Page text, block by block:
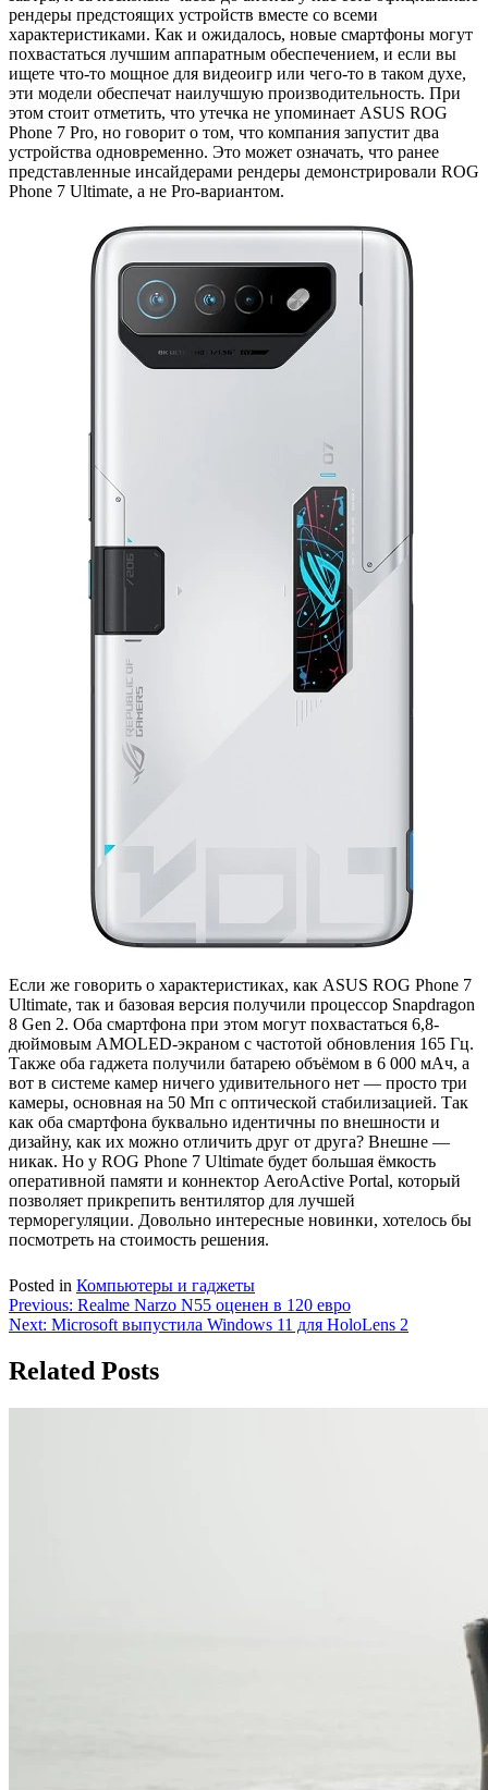
рендеры предстоящих устройств вместе со всеми
характеристиками. Как и ожидалось, новые смартфоны могут
похвастаться лучшим аппаратным обеспечением, и если вы
ищете что-то мощное для видеоигр или чего-то в таком духе,
эти модели обеспечат наилучшую производительность. При
этом стоит отметить, что утечка не упоминает ASUS ROG
Phone 7 Pro, но говорит о том, что компания запустит два
устройства одновременно. Это может означать, что ранее
представленные инсайдерами рендеры демонстрировали ROG
Phone 7 Ultimate, а не Pro-вариантом.
Если же говорить о характеристиках, как ASUS ROG Phone 7
Ultimate, так и базовая версия получили процессор Snapdragon
8 Gen 2. Оба смартфона при этом могут похвастаться 6,8-
дюймовым AMOLED-экраном с частотой обновления 165 Гц.
Также оба гаджета получили батарею объёмом в 6 000 мАч, а
вот в системе камер ничего удивительного нет — просто три
камеры, основная на 50 Мп с оптической стабилизацией. Так
как оба смартфона буквально идентичны по внешности и
дизайну, как их можно отличить друг от друга? Внешне —
никак. Но у ROG Phone 7 Ultimate будет большая ёмкость
оперативной памяти и коннектор AeroActive Portal, который
позволяет прикрепить вентилятор для лучшей
терморегуляции. Довольно интересные новинки, хотелось бы
посмотреть на стоимость решения.
Posted in Компьютеры и гаджеты
Навигация
по
записям
Previous: Realme Narzo N55 оценен в 120 евро
Next: Microsoft выпустила Windows 11 для HoloLens 2
Related Posts